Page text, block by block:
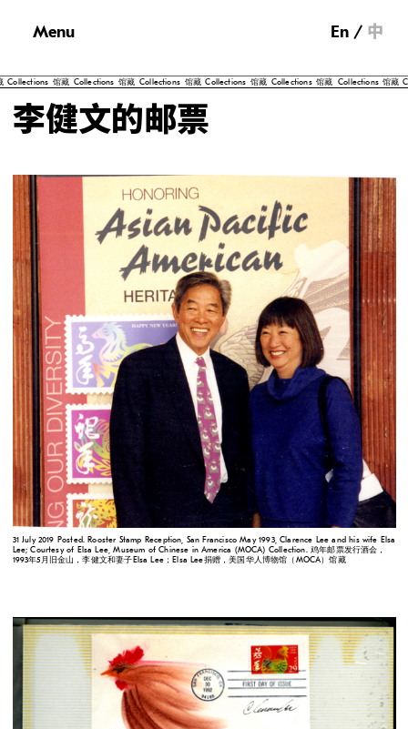
Menu En 中
馆藏 Collections 馆藏 Collections 馆藏 Collections 馆藏 Collections 馆藏 Collections 馆藏
李健文的邮票
31 July 2019 Posted. Rooster Stamp Reception, San Francisco May 1993, Clarence Lee and his wife Elsa
Lee; Courtesy of Elsa Lee, Museum of Chinese in America (MOCA) Collection. 鸡年邮票发行酒会，
1993年5月旧金山，李健文和妻子Elsa Lee；Elsa Lee捐赠，美国华人博物馆（MOCA）馆藏